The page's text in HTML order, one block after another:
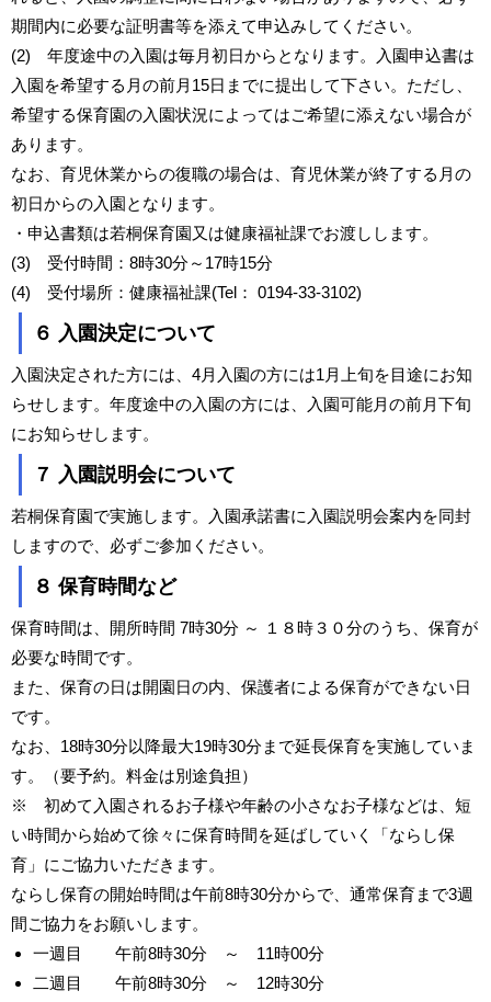
期間内に必要な証明書等を添えて申込みしてください。
(2) 年度途中の入園は毎月初日からとなります。入園申込書は
入園を希望する月の前月15日までに提出して下さい。ただし、
希望する保育園の入園状況によってはご希望に添えない場合が
あります。
なお、育児休業からの復職の場合は、育児休業が終了する月の
初日からの入園となります。
・申込書類は若桐保育園又は健康福祉課でお渡しします。
(3) 受付時間：8時30分～17時15分
(4) 受付場所：健康福祉課(Tel： 0194-33-3102)
６ 入園決定について
入園決定された方には、4月入園の方には1月上旬を目途にお知
らせします。年度途中の入園の方には、入園可能月の前月下旬
にお知らせします。
７ 入園説明会について
若桐保育園で実施します。入園承諾書に入園説明会案内を同封
しますので、必ずご参加ください。
８ 保育時間など
保育時間は、開所時間 7時30分 ～ １８時３０分のうち、保育が
必要な時間です。
また、保育の日は開園日の内、保護者による保育ができない日
です。
なお、18時30分以降最大19時30分まで延長保育を実施していま
す。（要予約。料金は別途負担）
※ 初めて入園されるお子様や年齢の小さなお子様などは、短
い時間から始めて徐々に保育時間を延ばしていく「ならし保
育」にご協力いただきます。
ならし保育の開始時間は午前8時30分からで、通常保育まで3週
間ご協力をお願いします。
一週目 午前8時30分 ～ 11時00分
二週目 午前8時30分 ～ 12時30分